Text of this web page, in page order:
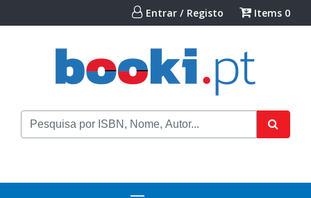
Entrar / Registo Items 0